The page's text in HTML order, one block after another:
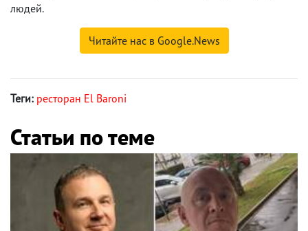
людей.
Читайте нас в Google.News
Теги: ресторан El Baroni
Статьи по теме